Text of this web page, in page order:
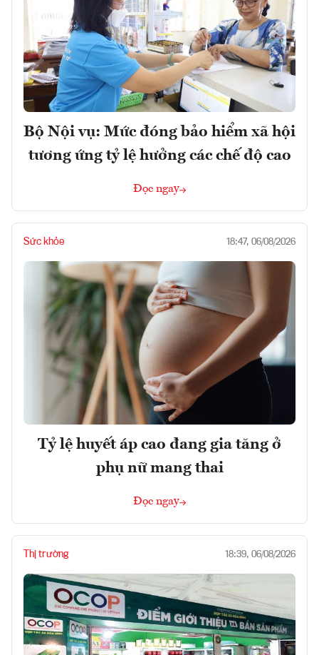
Bộ Nội vụ: Mức đóng bảo hiểm xã hội
tương ứng tỷ lệ hưởng các chế độ cao
Đọc ngay
Sức khỏe 18:47, 06/08/2026
Tỷ lệ huyết áp cao đang gia tăng ở
phụ nữ mang thai
Đọc ngay
Thị trường 18:39, 06/08/2026